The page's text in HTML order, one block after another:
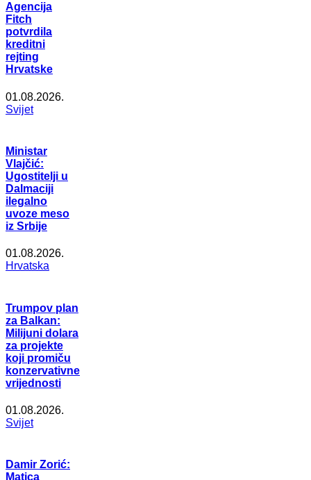
Agencija
Fitch
potvrdila
kreditni
rejting
Hrvatske
01.08.2026.
Svijet
Ministar
Vlajčić:
Ugostitelji u
Dalmaciji
ilegalno
uvoze meso
iz Srbije
01.08.2026.
Hrvatska
Trumpov plan
za Balkan:
Milijuni dolara
za projekte
koji promiču
konzervativne
vrijednosti
01.08.2026.
Svijet
Damir Zorić:
Matica